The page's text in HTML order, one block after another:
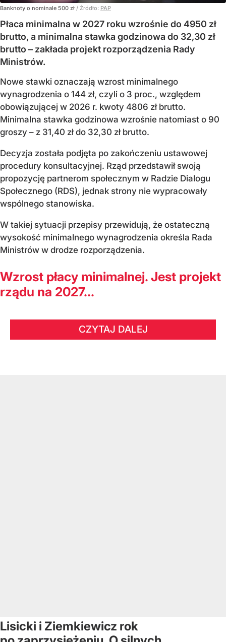
Banknoty o nominale 500 zł / Źródło: PAP
Płaca minimalna w 2027 roku wzrośnie do 4950 zł
brutto, a minimalna stawka godzinowa do 32,30 zł
brutto – zakłada projekt rozporządzenia Rady
Ministrów.
Nowe stawki oznaczają wzrost minimalnego
wynagrodzenia o 144 zł, czyli o 3 proc., względem
obowiązującej w 2026 r. kwoty 4806 zł brutto.
Minimalna stawka godzinowa wzrośnie natomiast o 90
groszy – z 31,40 zł do 32,30 zł brutto.
Decyzja została podjęta po zakończeniu ustawowej
procedury konsultacyjnej. Rząd przedstawił swoją
propozycję partnerom społecznym w Radzie Dialogu
Społecznego (RDS), jednak strony nie wypracowały
wspólnego stanowiska.
W takiej sytuacji przepisy przewidują, że ostateczną
wysokość minimalnego wynagrodzenia określa Rada
Ministrów w drodze rozporządzenia.
Wzrost płacy minimalnej. Jest projekt
rządu na 2027...
CZYTAJ DALEJ
Lisicki i Ziemkiewicz rok